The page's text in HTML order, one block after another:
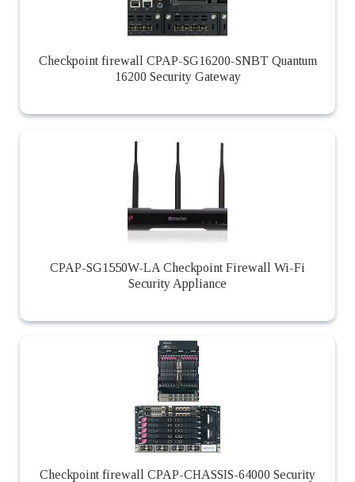
Checkpoint firewall CPAP-SG16200-SNBT Quantum
16200 Security Gateway
CPAP-SG1550W-LA Checkpoint Firewall Wi-Fi
Security Appliance
Checkpoint firewall CPAP-CHASSIS-64000 Security